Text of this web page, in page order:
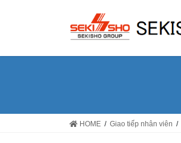
HOME Giao tiếp nhân viên